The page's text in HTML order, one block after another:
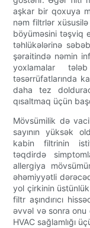
aşkar bir qoxuya
nəm filtrlər
böyüməsini təşviq
təhlükələrinə
şəraitində nəmin
yoxlamalar
təsərrüfatlarında
daha tez
qısaltmaq üçün
Mövsümilik də
sayının yüksək
kabin filtrinin
təqdirdə
allergiya
əhəmiyyətli
yol çirkinin
filtr aşındırıcı
əvvəl və sonra
HVAC sağlamlığı